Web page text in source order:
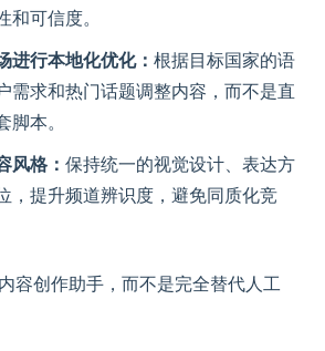
和可信度。
进行本地化优化： 根据目标国家的语
需求和热门话题调整内容，而不是直
脚本。
风格： 保持统一的视觉设计、表达方
，提升频道辨识度，避免同质化竞
容创作助手，而不是完全替代人工